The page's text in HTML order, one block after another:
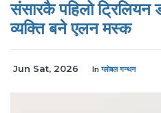
संसारकै पहिलो ट्रिलियन
व्यक्ति बने एलन मस्क
Jun Sat, 2026 In ग्लोबल गन्थन